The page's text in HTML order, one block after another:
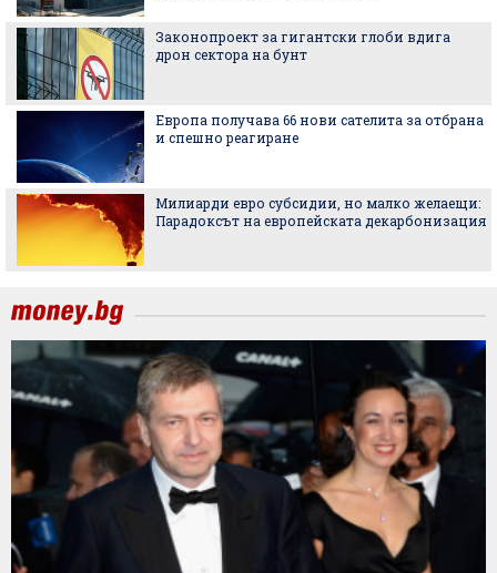
Законопроект за гигантски глоби вдига
дрон сектора на бунт
Европа получава 66 нови сателита за отбрана
и спешно реагиране
Милиарди евро субсидии, но малко желаещи:
Парадоксът на европейската декарбонизация